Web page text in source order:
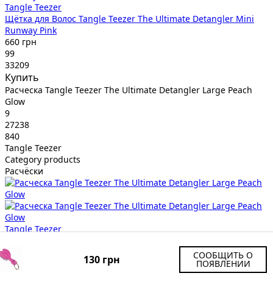
130 грн СООБЩИТЬ О
ПОЯВЛЕНИИ
Tangle Teezer
Щётка для Волос Tangle Teezer The Ultimate Detangler Mini
Runway Pink
660 грн
99
33209
Купить
Расческа Tangle Teezer The Ultimate Detangler Large Peach
Glow
9
27238
840
Tangle Teezer
Category products
Расчёски
Tangle Teezer
Glow
840 грн